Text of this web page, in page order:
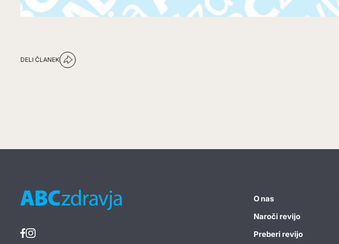
DELI ČLANEK
O nas
Naroči revijo
Preberi revijo